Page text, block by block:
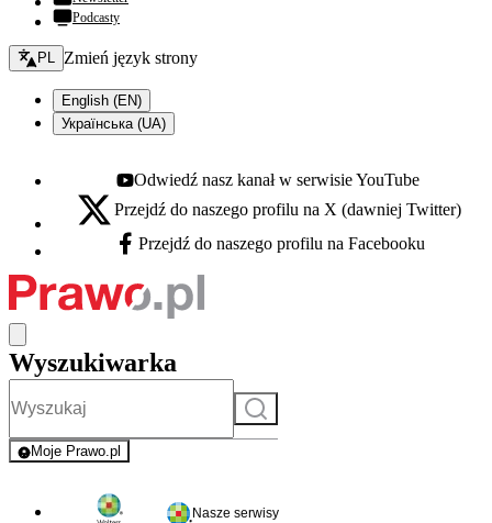
Podcasty
Zmień język - bieżący:
PL Zmień język strony
English (EN)
Українська (UA)
Youtube - otwiera się w nowej karcie
Odwiedź nasz kanał w serwisie YouTube
X - otwiera się w nowej karcie
Przejdź do naszego profilu na X (dawniej Twitter)
Facebook - otwiera się w nowej karcie
Przejdź do naszego profilu na Facebooku
Wyszukiwarka
Szukaj
Moje Prawo.pl
- rejestracja i logowanie do serwisu
Nasze serwisy